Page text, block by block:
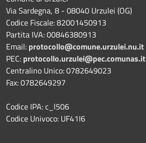
Via Sardegna, 8 - 08040 Urzulei (OG)
Codice Fiscale: 82001450913
Partita IVA: 00846380913
Email: protocollo@comune.urzulei.nu.it
PEC: protocollo.urzulei@pec.comunas.it
Centralino Unico: 0782649023
Fax: 0782649297
Codice IPA: c_l506
Codice Univoco: UF41I6